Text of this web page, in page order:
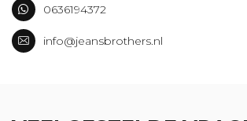
0636194372
info@jeansbrothers.nl